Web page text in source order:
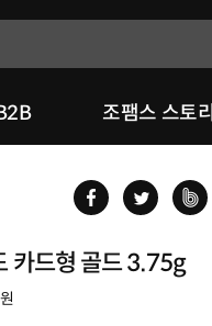
조팸스 스토리
카드형 골드 3.75g
원